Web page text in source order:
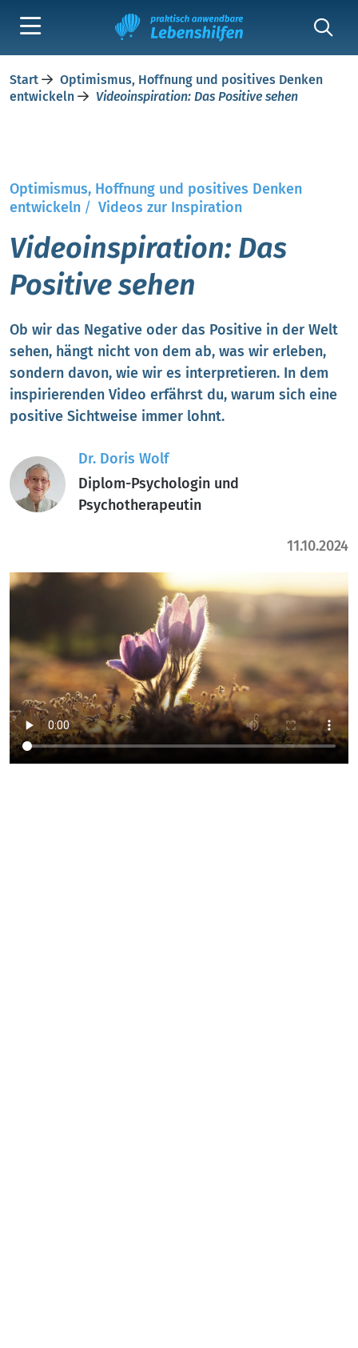
Start
Optimismus, Hoffnung und positives Denken
entwickeln
Videoinspiration: Das Positive sehen
Optimismus, Hoffnung und positives Denken
entwickeln / Videos zur Inspiration
Videoinspiration: Das
Positive sehen
Ob wir das Negative oder das Positive in der Welt
sehen, hängt nicht von dem ab, was wir erleben,
sondern davon, wie wir es interpretieren. In dem
inspirierenden Video erfährst du, warum sich eine
positive Sichtweise immer lohnt.
Dr. Doris Wolf
Diplom-Psychologin und
Psychotherapeutin
11.10.2024